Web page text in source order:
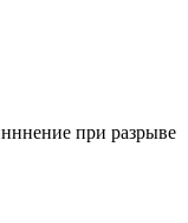
при разрыве